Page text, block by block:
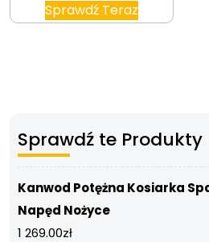
Sprawdź Teraz
Sprawdź te Produkty
Kanwod Potężna Kosiarka
Napęd Nożyce
1 269.00zł